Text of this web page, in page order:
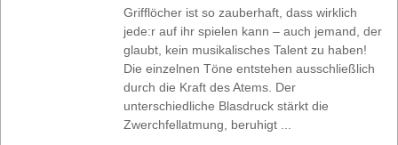
Grifflöcher ist so zauberhaft, dass wirklich
jede:r auf ihr spielen kann – auch jemand, der
glaubt, kein musikalisches Talent zu haben!
Die einzelnen Töne entstehen ausschließlich
durch die Kraft des Atems. Der
unterschiedliche Blasdruck stärkt die
Zwerchfellatmung, beruhigt ...